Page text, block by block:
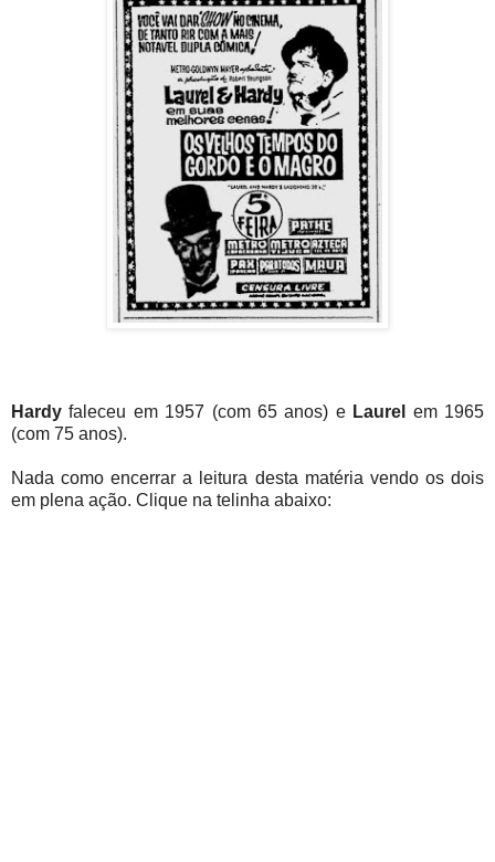
Hardy faleceu em 1957 (com 65 anos) e Laurel
em 1965
(com 75 anos).
Nada como encerrar a leitura desta matéria vendo os dois
em plena ação. Clique na telinha abaixo: